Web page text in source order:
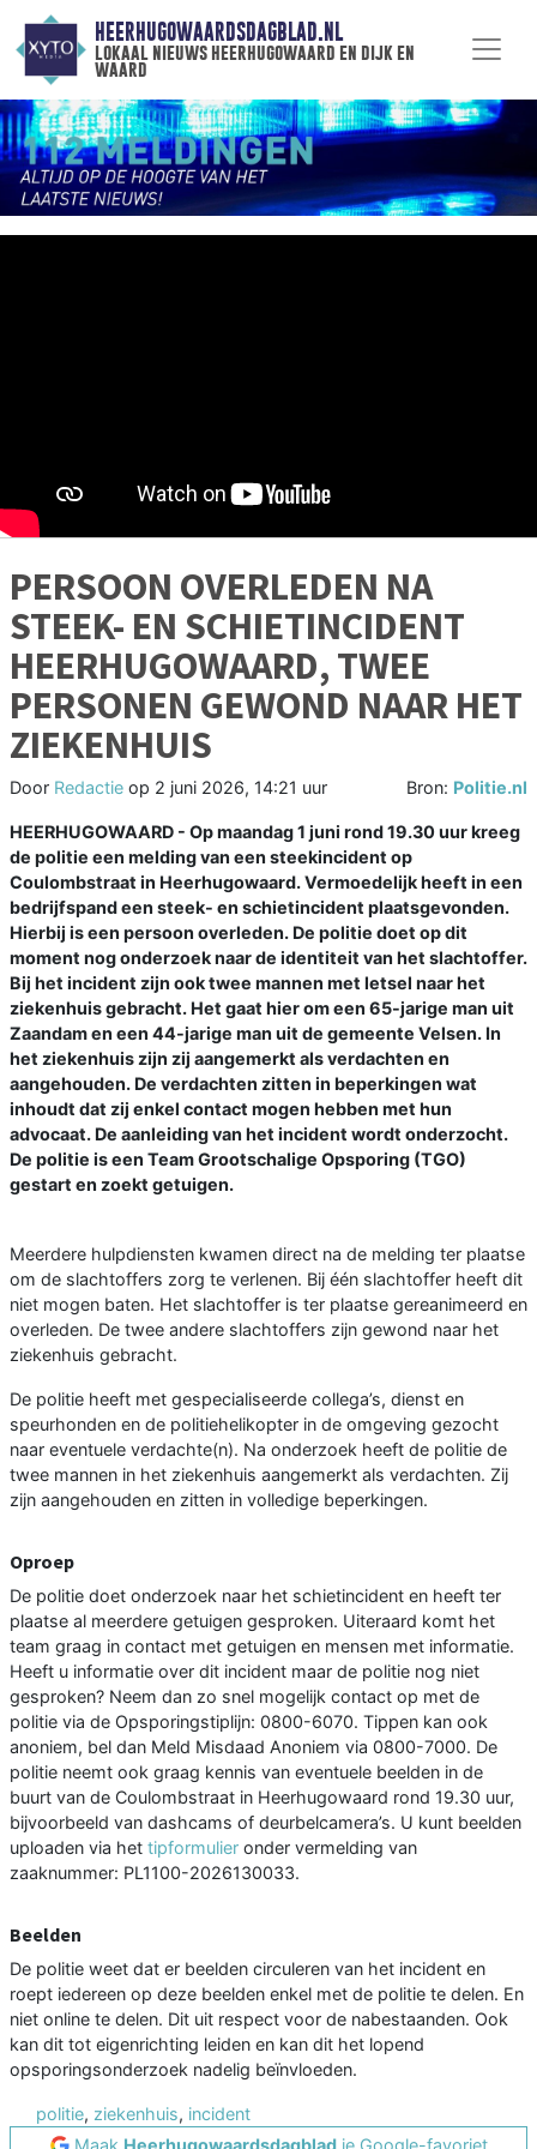
HEERHUGOWAARDSDAGBLAD.NL
lokaal nieuws heerhugowaard en dijk en
waard
PERSOON OVERLEDEN NA
STEEK- EN SCHIETINCIDENT
HEERHUGOWAARD, TWEE
PERSONEN GEWOND NAAR HET
ZIEKENHUIS
Door Redactie op 2 juni 2026, 14:21 uur Bron: Politie.nl
HEERHUGOWAARD - Op maandag 1 juni rond 19.30 uur kreeg
de politie een melding van een steekincident op
Coulombstraat in Heerhugowaard. Vermoedelijk heeft in een
bedrijfspand een steek- en schietincident plaatsgevonden.
Hierbij is een persoon overleden. De politie doet op dit
moment nog onderzoek naar de identiteit van het slachtoffer.
Bij het incident zijn ook twee mannen met letsel naar het
ziekenhuis gebracht. Het gaat hier om een 65-jarige man uit
Zaandam en een 44-jarige man uit de gemeente Velsen. In
het ziekenhuis zijn zij aangemerkt als verdachten en
aangehouden. De verdachten zitten in beperkingen wat
inhoudt dat zij enkel contact mogen hebben met hun
advocaat. De aanleiding van het incident wordt onderzocht.
De politie is een Team Grootschalige Opsporing (TGO)
gestart en zoekt getuigen.
Meerdere hulpdiensten kwamen direct na de melding ter plaatse
om de slachtoffers zorg te verlenen. Bij één slachtoffer heeft dit
niet mogen baten. Het slachtoffer is ter plaatse gereanimeerd en
overleden. De twee andere slachtoffers zijn gewond naar het
ziekenhuis gebracht.
De politie heeft met gespecialiseerde collega’s, dienst en
speurhonden en de politiehelikopter in de omgeving gezocht
naar eventuele verdachte(n). Na onderzoek heeft de politie de
twee mannen in het ziekenhuis aangemerkt als verdachten. Zij
zijn aangehouden en zitten in volledige beperkingen.
Oproep
De politie doet onderzoek naar het schietincident en heeft ter
plaatse al meerdere getuigen gesproken. Uiteraard komt het
team graag in contact met getuigen en mensen met informatie.
Heeft u informatie over dit incident maar de politie nog niet
gesproken? Neem dan zo snel mogelijk contact op met de
politie via de Opsporingstiplijn: 0800-6070. Tippen kan ook
anoniem, bel dan Meld Misdaad Anoniem via 0800-7000. De
politie neemt ook graag kennis van eventuele beelden in de
buurt van de Coulombstraat in Heerhugowaard rond 19.30 uur,
bijvoorbeeld van dashcams of deurbelcamera’s. U kunt beelden
uploaden via het tipformulier onder vermelding van
zaaknummer: PL1100-2026130033.
Beelden
De politie weet dat er beelden circuleren van het incident en
roept iedereen op deze beelden enkel met de politie te delen. En
niet online te delen. Dit uit respect voor de nabestaanden. Ook
kan dit tot eigenrichting leiden en kan dit het lopend
opsporingsonderzoek nadelig beïnvloeden.
politie, ziekenhuis, incident